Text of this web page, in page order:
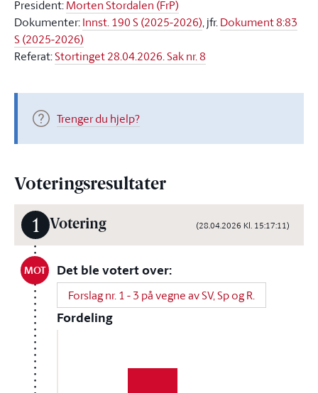
President:Morten Stordalen (FrP)
Dokumenter:Innst. 190 S (2025-2026), jfr.Dokument 8:83
S (2025-2026)
Referat:Stortinget 28.04.2026. Sak nr. 8
Trenger du hjelp?
Voteringsresultater
1 Votering (28.04.2026 Kl. 15:17:11)
MOT Det ble votert over:
Forslag nr. 1 - 3 på vegne av SV, Sp og R.
Fordeling